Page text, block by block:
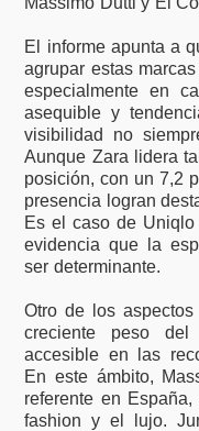
El informe apunta a
agrupar estas
especialmente en
asequible y
visibilidad no
Aunque Zara lidera
posición, con un 7,2
presencia logran
Es el caso de
evidencia que la
ser determinante.
Otro de los
creciente peso
accesible en las
En este ámbito,
referente en
fashion y el lujo.